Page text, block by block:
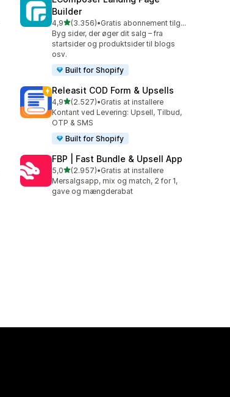
Builder
4,9ud af 5 stjerner
(3.356)
3356 anmeldelser i alt
•
Gratis abonnement tilgængeligt
Byg sider, der øger dit salg – fra
startsider og produktsider til blogs
osv.
Built for Shopify
Releasit COD Form & Upsells
4,9ud af 5 stjerner
(2.527)
2527 anmeldelser i alt
•Gratis at installere
Kontant ved Levering: Upsell, Tilbud,
OTP & SMS
Built for Shopify
FBP | Fast Bundle & Upsell App
5,0ud af 5 stjerner
(2.957)
2957 anmeldelser i alt
•Gratis at installere
Mersalgsapp, mix og match, 2 for 1,
gave og mængderabat